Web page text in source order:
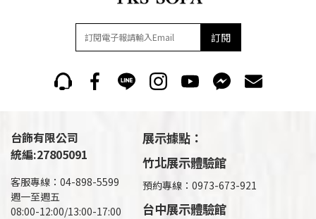
訂閱
台飾有限公司
統編:27805091
客服專線：04-898-5599
週一至週五
08:00-12:00/13:00-17:00
展示據點：
竹北展示體驗館
預約專線：0973-673-921
台中展示體驗館